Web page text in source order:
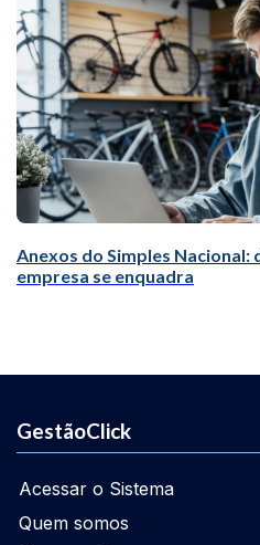
Anexos do Simples Nacional:
empresa se enquadra
GestãoClick
Acessar o Sistema
Quem somos